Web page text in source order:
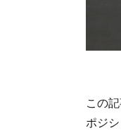
この
ポジ